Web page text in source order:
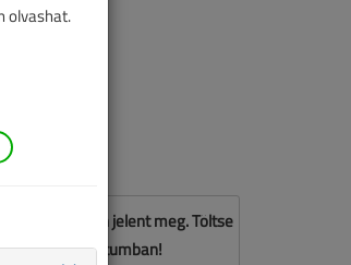
számában jelent meg. Töltse
PDF formátumban!
olvashat.